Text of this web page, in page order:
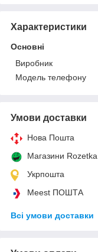
Характеристики
Основні
Виробник
Модель телефону
Умови доставки
Нова Пошта
Магазини Rozetka
Укрпошта
Meest ПОШТА
Всі умови доставки